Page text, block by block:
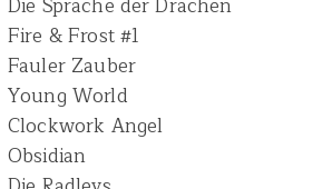
Fire & Frost #1
Fauler Zauber
Young World
Clockwork Angel
Obsidian